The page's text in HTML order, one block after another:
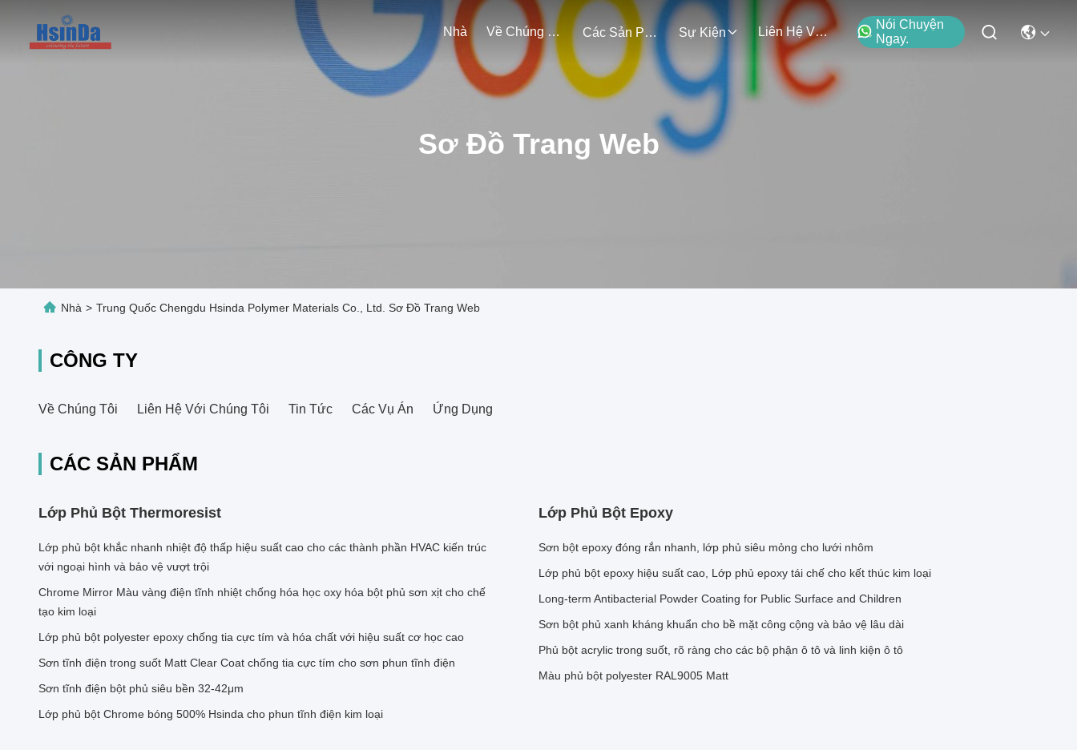
Nhà Về Chúng Tôi Các Sản Phẩm Sự Kiện Liên Hệ Với Chúng Tôi
Nói Chuyện
Ngay.
Sơ Đồ Trang Web
Nhà > Trung Quốc Chengdu Hsinda Polymer Materials Co., Ltd. Sơ Đồ Trang Web
CÔNG TY
Về Chúng Tôi Liên Hệ Với Chúng Tôi Tin Tức Các Vụ Án Ứng Dụng
CÁC SẢN PHẨM
Lớp Phủ Bột Thermoresist
Lớp phủ bột khắc nhanh nhiệt độ thấp hiệu suất cao cho các thành phần HVAC kiến trúc
với ngoại hình và bảo vệ vượt trội
Chrome Mirror Màu vàng điện tĩnh nhiệt chống hóa học oxy hóa bột phủ sơn xịt cho chế
tạo kim loại
Lớp phủ bột polyester epoxy chống tia cực tím và hóa chất với hiệu suất cơ học cao
Sơn tĩnh điện trong suốt Matt Clear Coat chống tia cực tím cho sơn phun tĩnh điện
Sơn tĩnh điện bột phủ siêu bền 32-42μm
Lớp phủ bột Chrome bóng 500% Hsinda cho phun tĩnh điện kim loại
Lớp Phủ Bột Epoxy
Sơn bột epoxy đóng rắn nhanh, lớp phủ siêu mỏng cho lưới nhôm
Lớp phủ bột epoxy hiệu suất cao, Lớp phủ epoxy tái chế cho kết thúc kim loại
Long-term Antibacterial Powder Coating for Public Surface and Children
Sơn bột phủ xanh kháng khuẩn cho bề mặt công cộng và bảo vệ lâu dài
Phủ bột acrylic trong suốt, rõ ràng cho các bộ phận ô tô và linh kiện ô tô
Màu phủ bột polyester RAL9005 Matt